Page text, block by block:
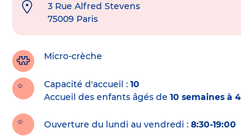
Adresse
crèche
3 Rue Alfred Stevens
75009 Paris
Micro-crèche
Capacité d'accueil
10
Accueil des enfants âgés de 10 semaines à
Ouverture du lundi au vendredi : 8:30-19:00